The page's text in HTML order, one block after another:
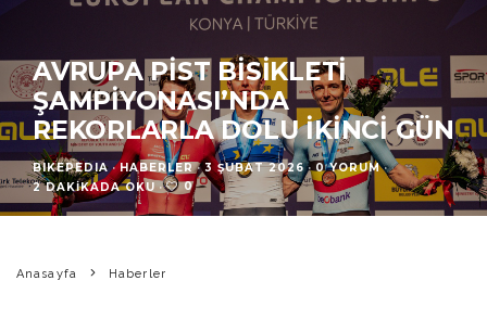
AVRUPA PIST BISIKLETI
ŞAMPIYONASI’NDA
REKORLARLA DOLU İKINCI GÜN
BIKEPEDIA · HABERLER · 3 ŞUBAT 2026 · 0 YORUM ·
2 DAKIKADA OKU · 0
Anasayfa Haberler